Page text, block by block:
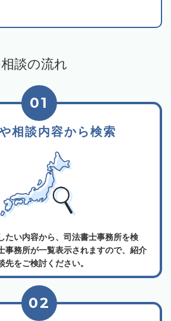
談の流れ
相談内容から検索
01
たい内容から、司法書士事務所を検
事務所が一覧表示されますので、紹介
をご検討ください。
02